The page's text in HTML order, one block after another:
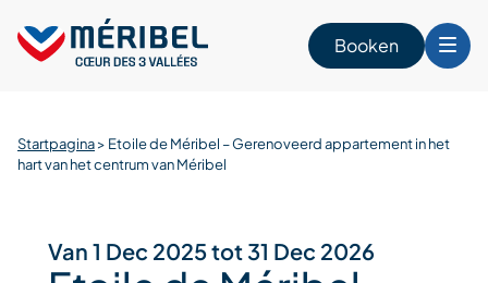
content
Booken
Startpagina> Etoile de Méribel – Gerenoveerd appartement in het
hart van het centrum van Méribel
Van 1 Dec 2025 tot 31 Dec 2026